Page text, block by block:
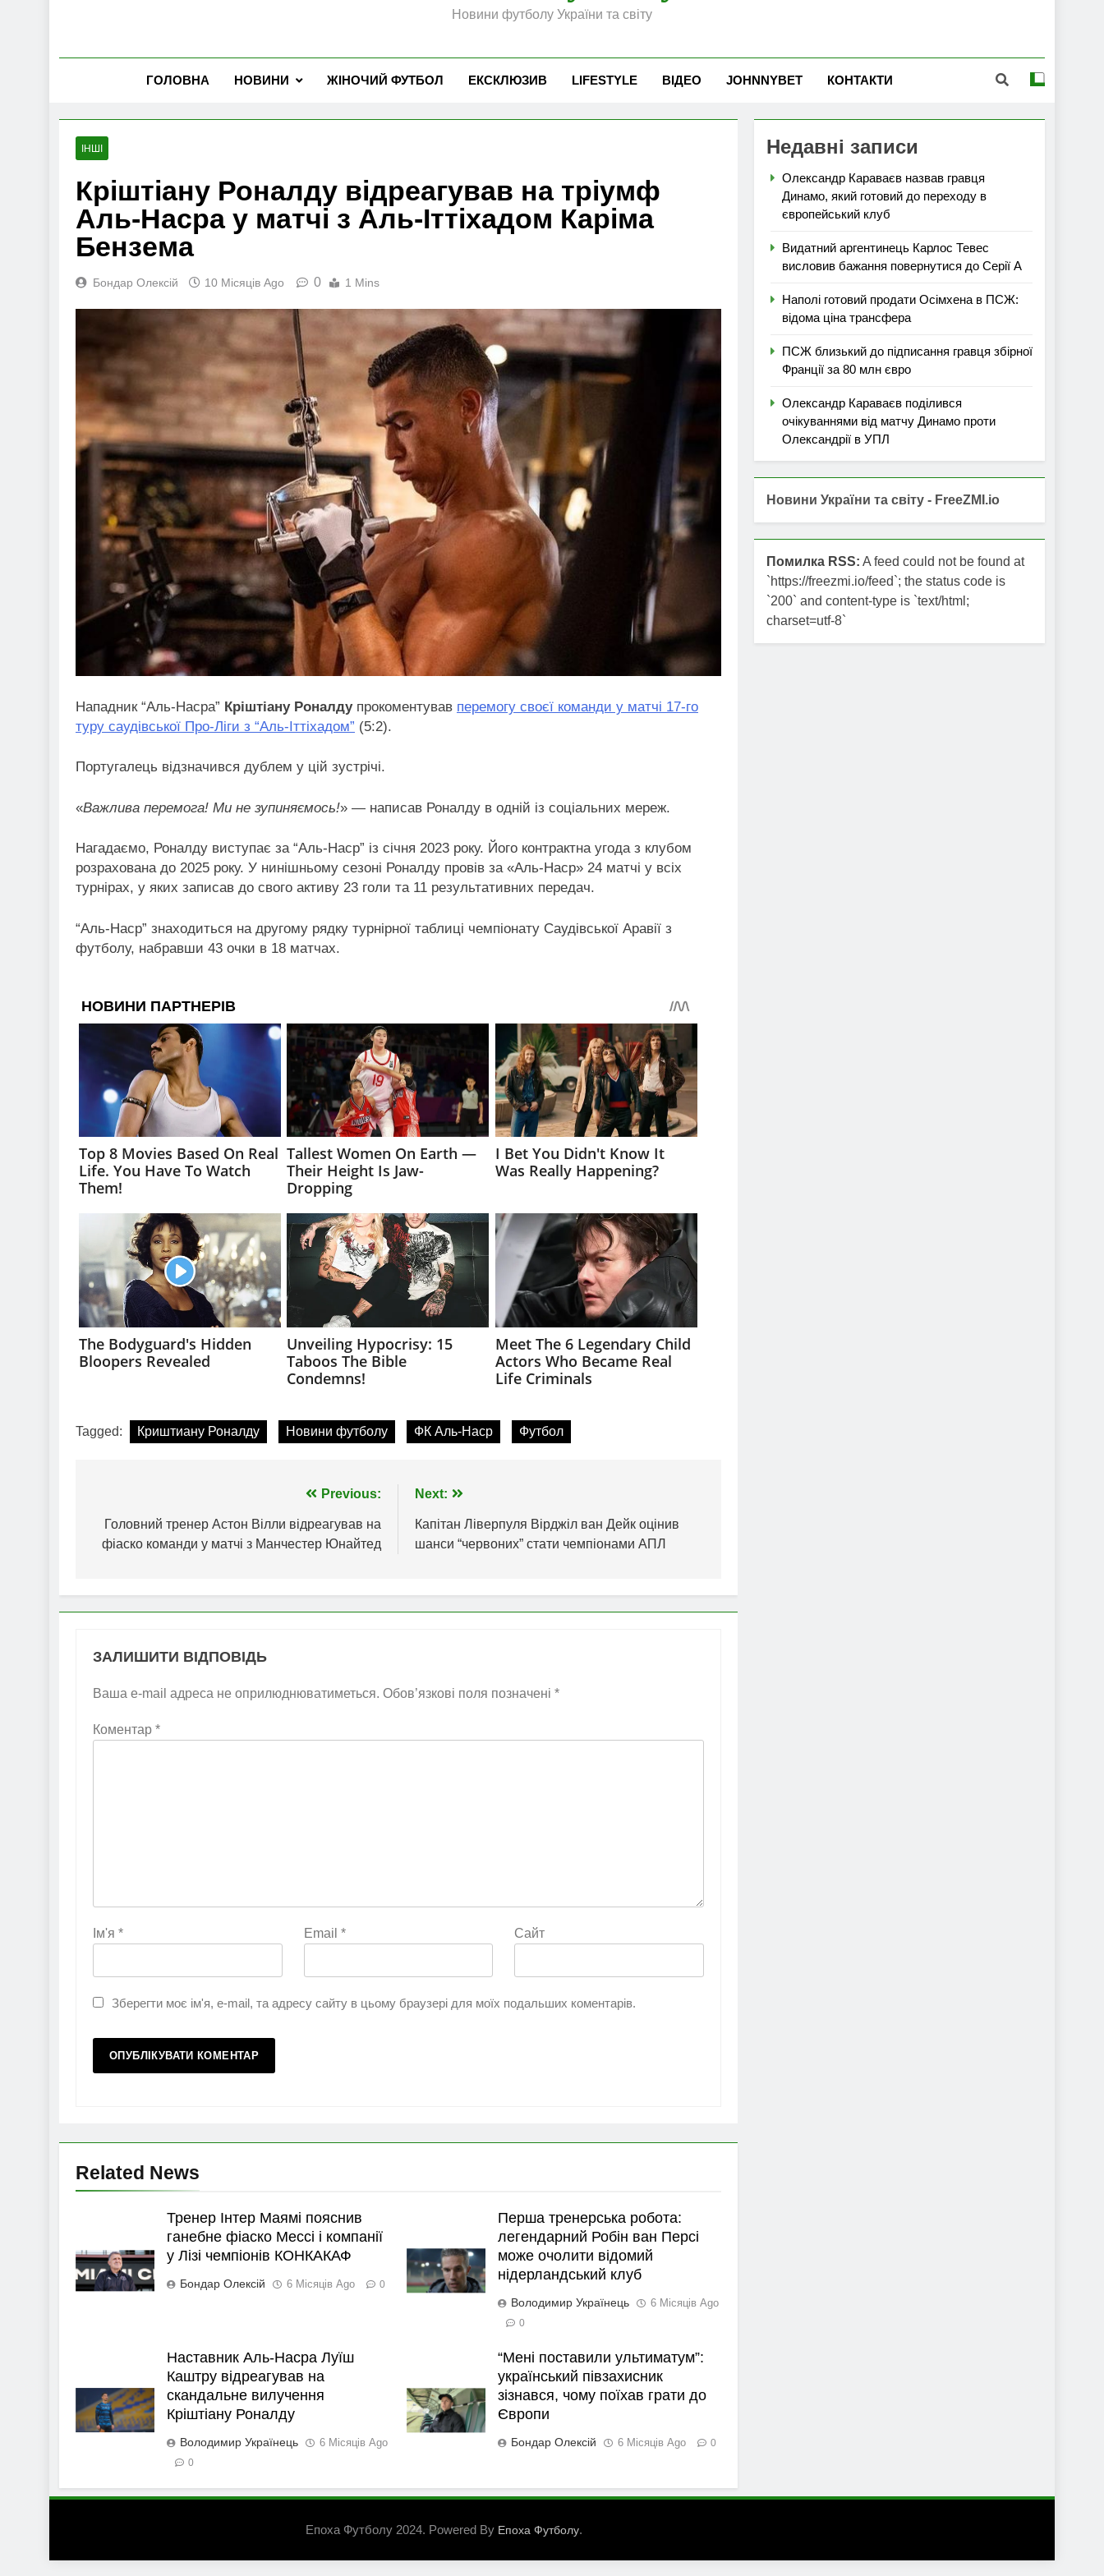
Новини футболу України та світу
ГОЛОВНА НОВИНИ ЖІНОЧИЙ ФУТБОЛ ЕКСКЛЮЗИВ LIFESTYLE ВІДЕО JOHNNYBET КОНТАКТИ
ІНШІ
Кріштіану Роналду відреагував на тріумф
Аль-Насра у матчі з Аль-Іттіхадом Каріма
Бензема
Бондар Олексій 10 Місяців Ago 0 1 Mins
Нападник “Аль-Насра” Кріштіану Роналдупрокоментував перемогу своєї команди у матчі 17-го
туру саудівської Про-Ліги з “Аль-Іттіхадом” (5:2).
Португалець відзначився дублем у цій зустрічі.
«Важлива перемога! Ми не зупиняємось!» — написав Роналду в одній із соціальних мереж.
Нагадаємо, Роналду виступає за “Аль-Наср” із січня 2023 року. Його контрактна угода з клубом
розрахована до 2025 року. У нинішньому сезоні Роналду провів за «Аль-Наср» 24 матчі у всіх
турнірах, у яких записав до свого активу 23 голи та 11 результативних передач.
“Аль-Наср” знаходиться на другому рядку турнірної таблиці чемпіонату Саудівської Аравії з
футболу, набравши 43 очки в 18 матчах.
Tagged: Криштиану Роналду Новини футболу ФК Аль-Наср Футбол
записів
Previous:
Головний тренер Астон Вілли відреагував на
фіаско команди у матчі з Манчестер Юнайтед
Next:
Капітан Ліверпуля Вірджіл ван Дейк оцінив
шанси “червоних” стати чемпіонами АПЛ
ЗАЛИШИТИ ВІДПОВІДЬ
Ваша e-mail адреса не оприлюднюватиметься. Обов’язкові поля позначені *
Коментар *
Ім'я * Email * Сайт
Зберегти моє ім'я, e-mail, та адресу сайту в цьому браузері для моїх подальших коментарів.
Related News
Тренер Інтер Маямі пояснив
ганебне фіаско Мессі і компанії
у Лізі чемпіонів КОНКАКАФ
Бондар Олексій 6 Місяців Ago 0
Перша тренерська робота:
легендарний Робін ван Персі
може очолити відомий
нідерландський клуб
Володимир Українець 6 Місяців Ago
0
Наставник Аль-Насра Луїш
Каштру відреагував на
скандальне вилучення
Кріштіану Роналду
Володимир Українець 6 Місяців Ago
0
“Мені поставили ультиматум”:
український півзахисник
зізнався, чому поїхав грати до
Європи
Бондар Олексій 6 Місяців Ago 0
Недавні записи
Олександр Караваєв назвав гравця
Динамо, який готовий до переходу в
європейський клуб
Видатний аргентинець Карлос Тевес
висловив бажання повернутися до Серії А
Наполі готовий продати Осімхена в ПСЖ:
відома ціна трансфера
ПСЖ близький до підписання гравця збірної
Франції за 80 млн євро
Олександр Караваєв поділився
очікуваннями від матчу Динамо проти
Олександрії в УПЛ
Новини України та світу - FreeZMI.io
Помилка RSS: A feed could not be found at
`https://freezmi.io/feed`; the status code is
`200` and content-type is `text/html;
charset=utf-8`
Епоха Футболу 2024. Powered By Епоха Футболу.